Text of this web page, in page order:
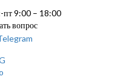
пт 9:00 – 18:00
вопрос